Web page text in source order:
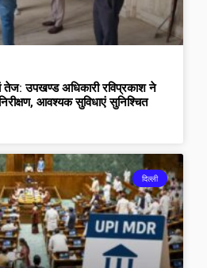
तेज: उपखण्ड अधिकारी रविप्रकाश ने
आवश्यक सुविधाएं सुनिश्चित
दिल्ली